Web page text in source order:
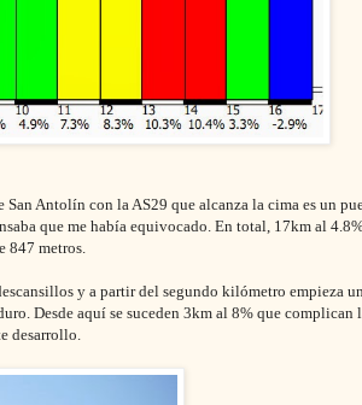
Antolín con la AS29 que alcanza la cima es un
que me había equivocado. En total, 17km al
metros.
y a partir del segundo kilómetro empieza
Desde aquí se suceden 3km al 8% que complican
desarrollo.